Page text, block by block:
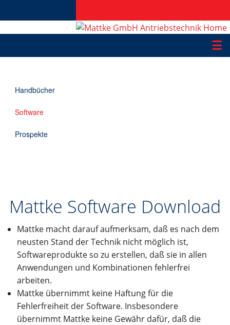
☰
Applikationen
Informationen
Downloads
EN
Handbücher
Software
Prospekte
Mattke Software Download
Mattke macht darauf aufmerksam, daß es nach dem
neusten Stand der Technik nicht möglich ist,
Softwareprodukte so zu erstellen, daß sie in allen
Anwendungen und Kombinationen fehlerfrei
arbeiten.
Mattke übernimmt keine Haftung für die
Fehlerfreiheit der Software. Insbesondere
übernimmt Mattke keine Gewähr dafür, daß die